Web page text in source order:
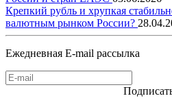
Крепкий рубль и хрупкая
валютным рынком России?
Ежедневная E-mail рассылка